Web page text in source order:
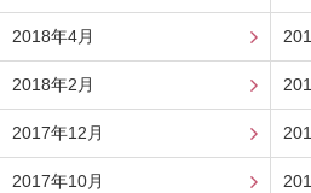
2018年4月
2018年2月
2017年12月
2017年10月